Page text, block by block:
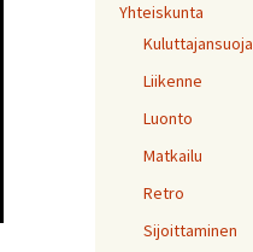
Yhteiskunta
Kuluttajansuoja
Liikenne
Luonto
Matkailu
Retro
Sijoittaminen